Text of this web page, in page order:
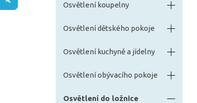
Osvětlení koupelny
Osvětlení dětského pokoje
Osvětlení kuchyně a jídelny
Osvětlení obývacího pokoje
Osvětlení do ložnice